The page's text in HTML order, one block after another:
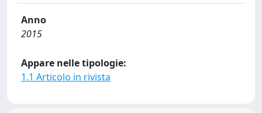
Anno
2015
Appare nelle tipologie:
1.1 Articolo in rivista